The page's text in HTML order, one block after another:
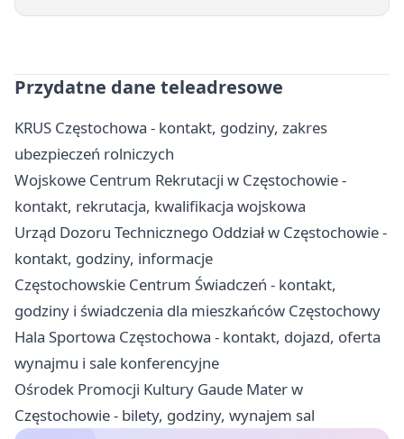
Przydatne dane teleadresowe
KRUS Częstochowa - kontakt, godziny, zakres
ubezpieczeń rolniczych
Wojskowe Centrum Rekrutacji w Częstochowie -
kontakt, rekrutacja, kwalifikacja wojskowa
Urząd Dozoru Technicznego Oddział w Częstochowie -
kontakt, godziny, informacje
Częstochowskie Centrum Świadczeń - kontakt,
godziny i świadczenia dla mieszkańców Częstochowy
Hala Sportowa Częstochowa - kontakt, dojazd, oferta
wynajmu i sale konferencyjne
Ośrodek Promocji Kultury Gaude Mater w
Częstochowie - bilety, godziny, wynajem sal